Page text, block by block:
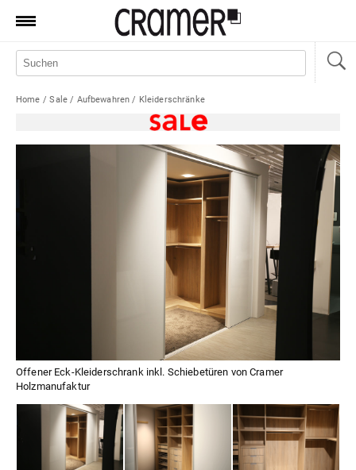
Produkte
Aktionen
Service
Home /Sale / Aufbewahren / Kleiderschränke
Offener Eck-Kleiderschrank inkl. Schiebetüren von Cramer
Holzmanufaktur